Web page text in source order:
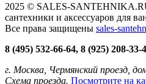
2025 © SALES-
сантехники и аксессуаров для
Все права защищены sales-
8 (495) 532-66-64, 8 (925) 208-33-
г. Москва, Чермянский проезд,
Схема проезда. Посмотрите на